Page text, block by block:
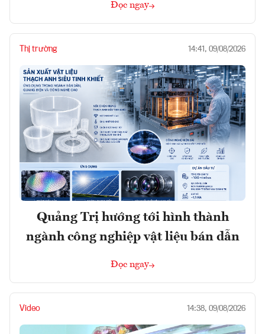
Đọc ngay
Thị trường 14:41, 09/08/2026
Quảng Trị hướng tới hình thành
ngành công nghiệp vật liệu bán dẫn
Đọc ngay
Video 14:38, 09/08/2026